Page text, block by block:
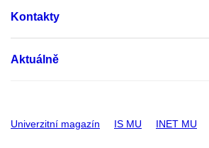
Kontakty
Aktuálně
Univerzitní magazín IS MU INET MU